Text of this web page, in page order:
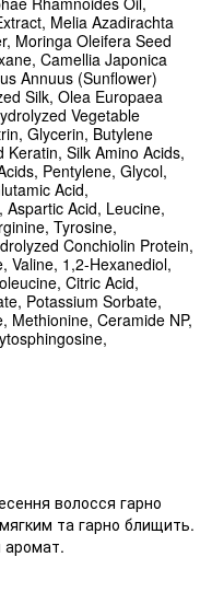
Melia Azadirachta
Moringa Oleifera Seed
Camellia Japonica
Annuus (Sunflower)
Silk, Olea Europaea
Vegetable
Glycerin, Butylene
Keratin, Silk Amino Acids,
Pentylene, Glycol,
Acid,
Aspartic Acid, Leucine,
Tyrosine,
Conchiolin Protein,
Valine, 1,2-Hexanediol,
Citric Acid,
Potassium Sorbate,
Methionine, Ceramide NP,
волосся гарно
та гарно блищить.
аромат.